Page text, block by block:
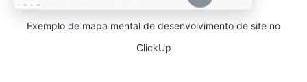
Exemplo de mapa mental de desenvolvimento de site no
ClickUp